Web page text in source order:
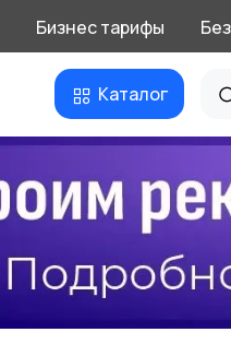
Бизнес тарифы
Каталог